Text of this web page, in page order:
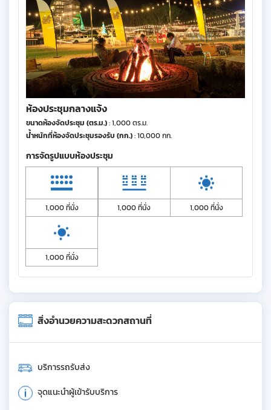
ห้องประชุมกลางแจ้ง
ขนาดห้องจัดประชุม (ตร.ม.): 1,000 ตร.ม.
น้ำหนักที่ห้องจัดประชุมรองรับ (กก.): 10,000 กก.
การจัดรูปแบบห้องประชุม
1,000 ที่นั่ง 1,000 ที่นั่ง 1,000 ที่นั่ง
1,000 ที่นั่ง
สิ่งอำนวยความสะดวกสถานที่
บริการรถรับส่ง
จุดแนะนำผู้เข้ารับบริการ